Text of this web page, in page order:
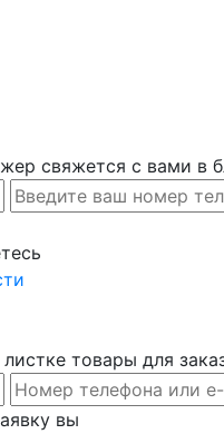
свяжется с вами в
товары для
вы